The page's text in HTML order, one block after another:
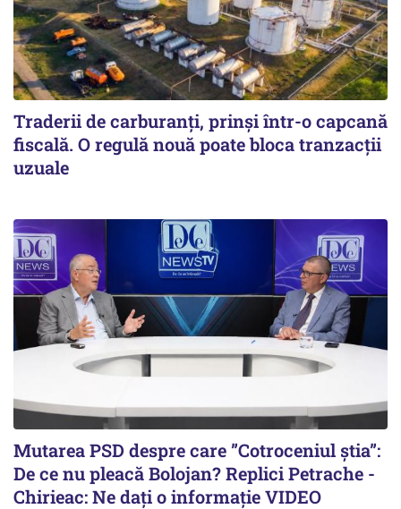
Traderii de carburanți, prinși într-o capcană
fiscală. O regulă nouă poate bloca tranzacții
uzuale
Mutarea PSD despre care ”Cotroceniul știa”:
De ce nu pleacă Bolojan? Replici Petrache -
Chirieac: Ne dați o informație VIDEO